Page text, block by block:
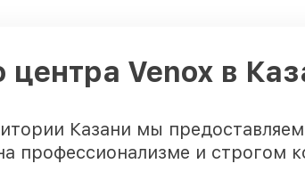
Venox в
Казани мы
профессионализме и строгом